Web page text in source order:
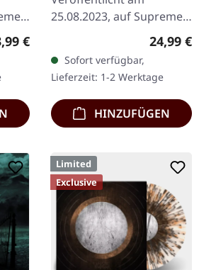
Preis:
€
25.08.2023, auf Supreme
Chaos Records. SCR
exklusiv! Re-Release auf
transparent rot/schwarz
marmoriertem Vinyl,…
24,99 €
Sofort verfügbar,
Lieferzeit: 1-2 Werktage
HINZUFÜGEN
Limited
Exclusive